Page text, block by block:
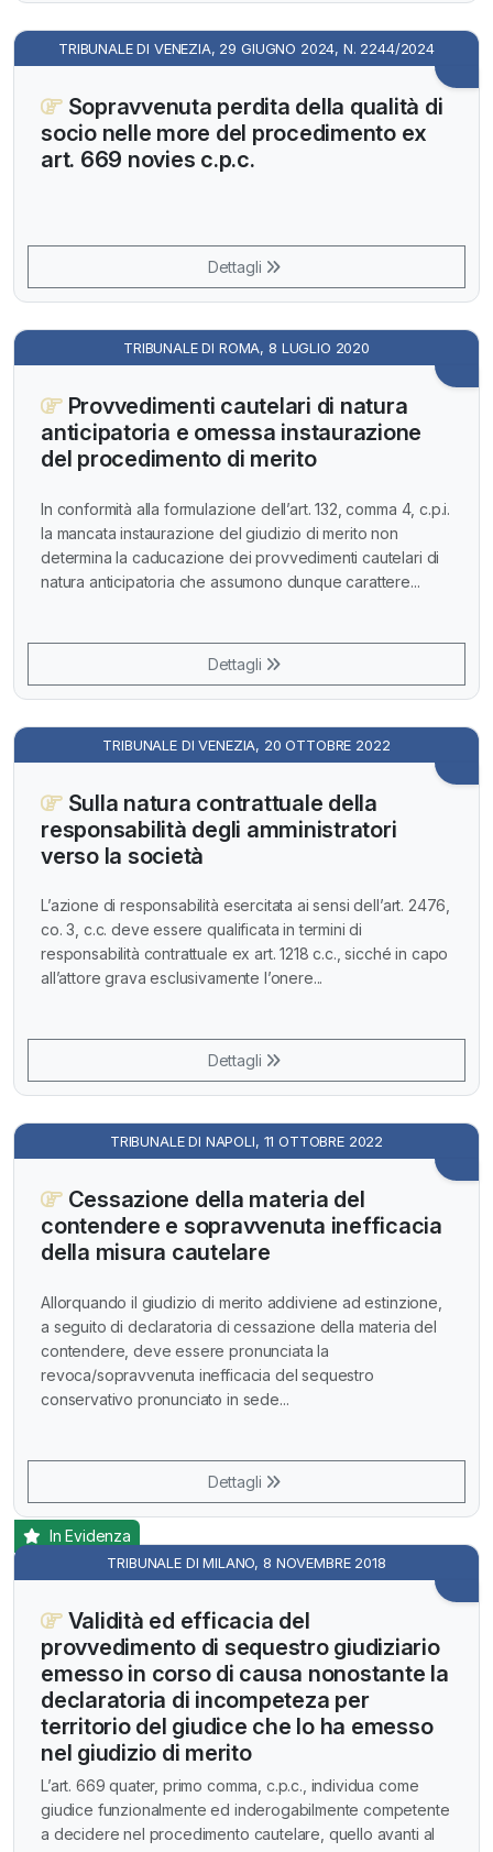
TRIBUNALE DI VENEZIA, 29 GIUGNO 2024, N. 2244/2024
Sopravvenuta perdita della qualità di
socio nelle more del procedimento ex
art. 669 novies c.p.c.
Dettagli
TRIBUNALE DI ROMA, 8 LUGLIO 2020
Provvedimenti cautelari di natura
anticipatoria e omessa instaurazione
del procedimento di merito
In conformità alla formulazione dell’art. 132, comma 4, c.p.i.
la mancata instaurazione del giudizio di merito non
determina la caducazione dei provvedimenti cautelari di
natura anticipatoria che assumono dunque carattere...
Dettagli
TRIBUNALE DI VENEZIA, 20 OTTOBRE 2022
Sulla natura contrattuale della
responsabilità degli amministratori
verso la società
L’azione di responsabilità esercitata ai sensi dell’art. 2476,
co. 3, c.c. deve essere qualificata in termini di
responsabilità contrattuale ex art. 1218 c.c., sicché in capo
all’attore grava esclusivamente l’onere...
Dettagli
TRIBUNALE DI NAPOLI, 11 OTTOBRE 2022
Cessazione della materia del
contendere e sopravvenuta inefficacia
della misura cautelare
Allorquando il giudizio di merito addiviene ad estinzione,
a seguito di declaratoria di cessazione della materia del
contendere, deve essere pronunciata la
revoca/sopravvenuta inefficacia del sequestro
conservativo pronunciato in sede...
Dettagli
TRIBUNALE DI MILANO, 8 NOVEMBRE 2018
In Evidenza
Validità ed efficacia del
provvedimento di sequestro giudiziario
emesso in corso di causa nonostante la
declaratoria di incompeteza per
territorio del giudice che lo ha emesso
nel giudizio di merito
L’art. 669 quater, primo comma, c.p.c., individua come
giudice funzionalmente ed inderogabilmente competente
a decidere nel procedimento cautelare, quello avanti al